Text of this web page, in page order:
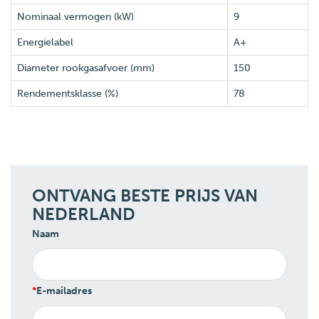
Nominaal vermogen (kW) 9
Energielabel A+
Diameter rookgasafvoer (mm) 150
Rendementsklasse (%) 78
ONTVANG BESTE PRIJS VAN
NEDERLAND
Naam
E-mailadres